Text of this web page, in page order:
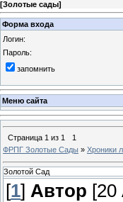
[Золотые сады]
Форма входа
Логин:
Пароль:
запомнить
Меню сайта
Страница 1 из 1
1
ФРПГ Золотые Сады » Хроники
Золотой Сад
[1] Автор [20